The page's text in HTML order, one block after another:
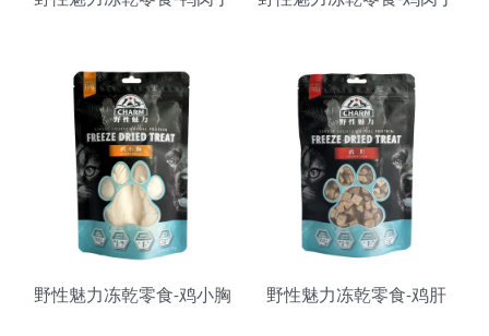
野性魅力冻乾零食-鸡小胸 野性魅力冻乾零食-鸡肝